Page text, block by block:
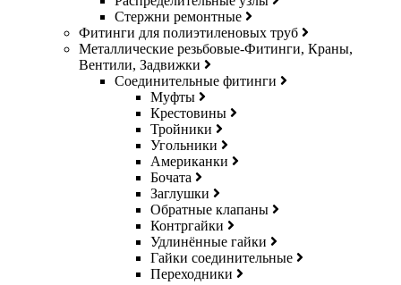
Стержни ремонтные
Фитинги для полиэтиленовых труб
Металлические резьбовые-Фитинги, Краны,
Вентили, Задвижки
Соединительные фитинги
Муфты
Крестовины
Тройники
Угольники
Американки
Бочата
Заглушки
Обратные клапаны
Контргайки
Удлинённые гайки
Гайки соединительные
Переходники